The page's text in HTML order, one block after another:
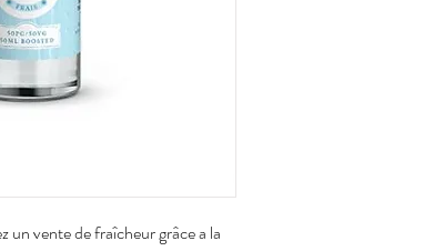
vente de fraîcheur grâce a la